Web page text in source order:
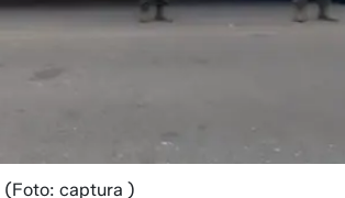
(Foto: captura )